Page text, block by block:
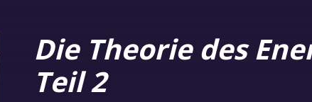
Die Theorie des
Teil 2